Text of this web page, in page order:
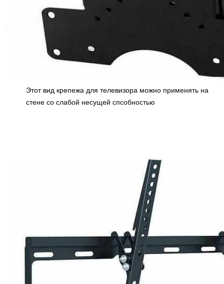
Этот вид крепежа для телевизора можно применять на
стене со слабой несущей спсобностью